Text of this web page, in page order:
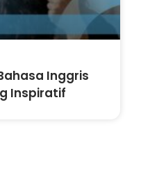
Inggris
Inspiratif